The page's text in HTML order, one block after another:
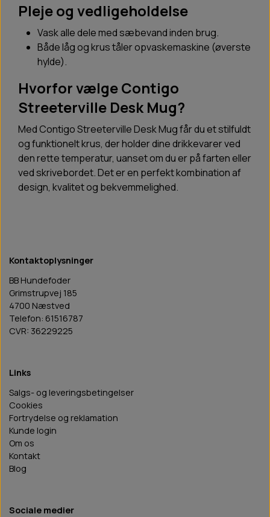
Pleje og vedligeholdelse
Vask alle dele med sæbevand inden brug.
Både låg og krus tåler opvaskemaskine (øverste
hylde).
Hvorfor vælge Contigo
Streeterville Desk Mug?
Med Contigo Streeterville Desk Mug får du et stilfuldt
og funktionelt krus, der holder dine drikkevarer ved
den rette temperatur, uanset om du er på farten eller
ved skrivebordet. Det er en perfekt kombination af
design, kvalitet og bekvemmelighed.
Kontaktoplysninger
BB Hundefoder
Grimstrupvej 185
4700 Næstved
Telefon: 61516787
CVR: 36229225
Links
Salgs- og leveringsbetingelser
Cookies
Fortrydelse og reklamation
Kunde login
Om os
Kontakt
Blog
Sociale medier